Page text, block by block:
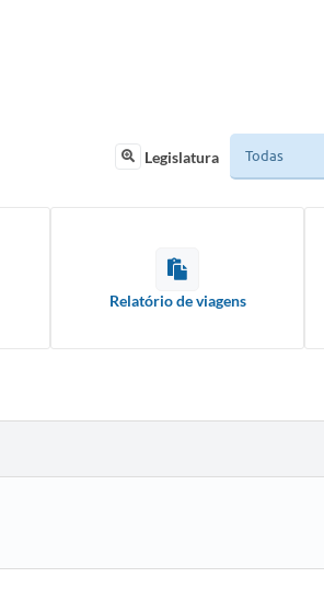
Legislatura
Relatório de viagens